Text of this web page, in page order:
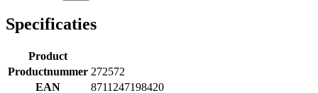
Specificaties
Product
Productnummer 272572
EAN
8711247198420